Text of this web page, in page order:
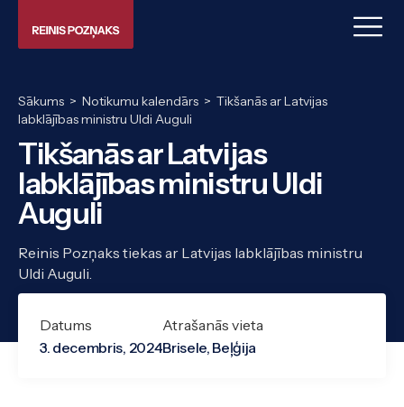
Sākums > Notikumu kalendārs > Tikšanās ar Latvijas
labklājības ministru Uldi Auguli
Tikšanās ar Latvijas
labklājības ministru Uldi
Auguli
Reinis Pozņaks tiekas ar Latvijas labklājības ministru
Uldi Auguli.
Datums
3. decembris, 2024
Atrašanās vieta
Brisele, Beļģija